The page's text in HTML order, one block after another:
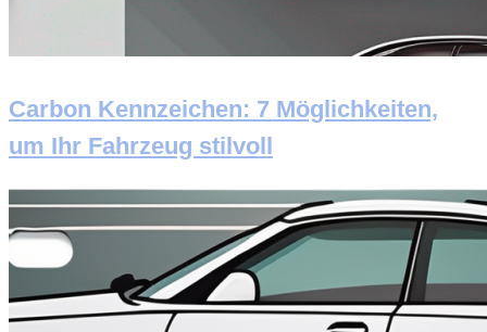
Carbon Kennzeichen: 7 Möglichkeiten,
um Ihr Fahrzeug stilvoll